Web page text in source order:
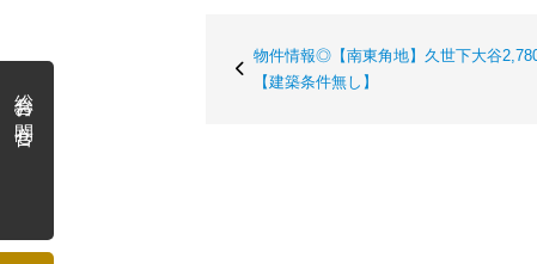
物件情報◎【南東角地】久世下大谷
【建築条件無し】
総合お問合せ